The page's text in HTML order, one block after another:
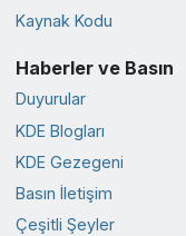
Kaynak Kodu
Haberler ve Basın
Duyurular
KDE Blogları
KDE Gezegeni
Basın İletişim
Çeşitli Şeyler